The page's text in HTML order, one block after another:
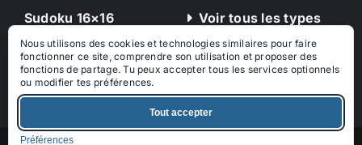
Nous utilisons des cookies et technologies similaires pour faire
fonctionner ce site, comprendre son utilisation et proposer des
fonctions de partage. Tu peux accepter tous les services optionnels
ou modifier tes préférences.
Tout accepter
Préférences
Sudoku 16×16
Simple
Moyen
Difficile
Voir tous les types
de puzzle